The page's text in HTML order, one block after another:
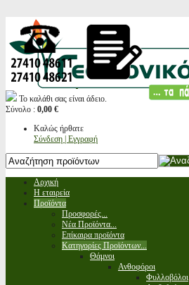
Το καλάθι σας είναι άδειο.
Σύνολο : 0,00 €
Καλώς ήρθατε
Σύνδεση | Εγγραφή
Αρχική
Η εταιρεία
Προϊόντα
Προσφορές...
Νέα Προϊόντα...
Επίκαιρα προϊόντα
Κατηγορίες Προϊόντων...
Θάμνοι
Ανθοφόροι
Φυλλοβόλοι